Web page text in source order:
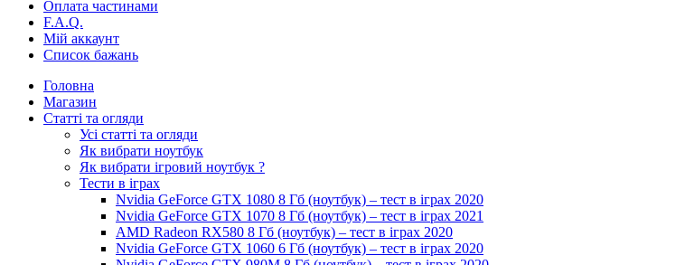
Оплата частинами
F.A.Q.
Мій аккаунт
Список бажань
Головна
Магазин
Статті та огляди
Усі статті та огляди
Як вибрати ноутбук
Як вибрати ігровий ноутбук ?
Тести в іграх
Nvidia GeForce GTX 1080 8 Гб (ноутбук) – тест в іграх 2020
Nvidia GeForce GTX 1070 8 Гб (ноутбук) – тест в іграх 2021
AMD Radeon RX580 8 Гб (ноутбук) – тест в іграх 2020
Nvidia GeForce GTX 1060 6 Гб (ноутбук) – тест в іграх 2020